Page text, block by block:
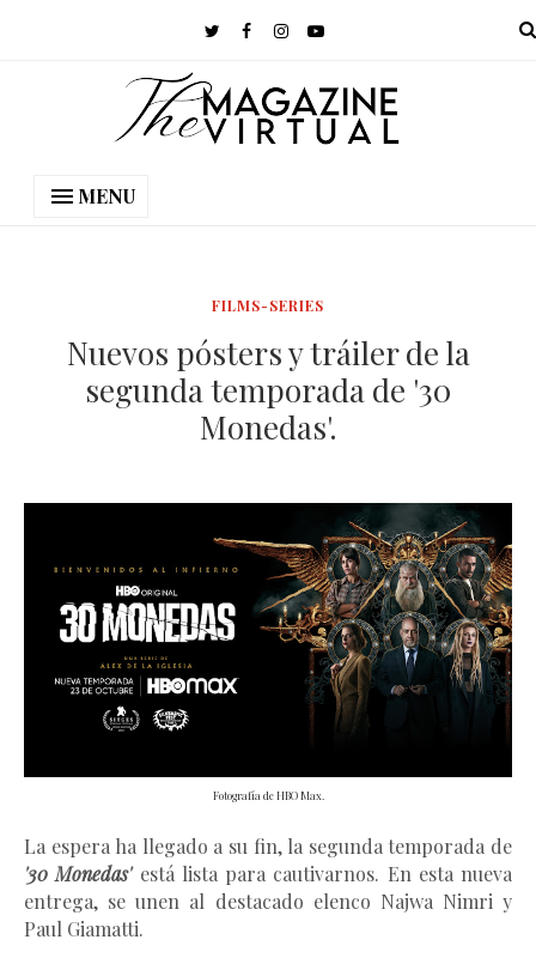
MENU
FILMS-SERIES
Nuevos pósters y tráiler de la
segunda temporada de '30
Monedas'.
Fotografía de HBO Max.
La espera ha llegado a su fin, la segunda temporada de
'30 Monedas'está lista para cautivarnos. En esta nueva
entrega, se unen al destacado elenco Najwa Nimri y
Paul Giamatti.